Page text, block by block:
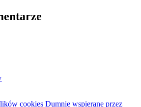
cookies Dumnie wspierane przez